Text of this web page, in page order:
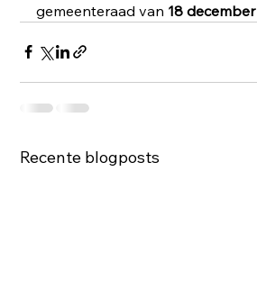
gemeenteraad van 18 december
Recente blogposts